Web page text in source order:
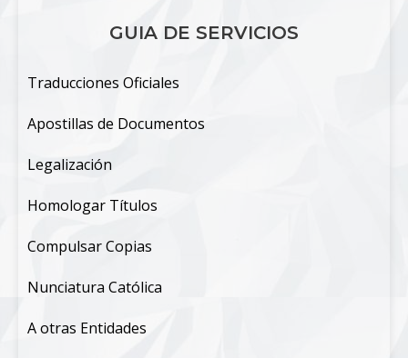
GUIA DE SERVICIOS
Traducciones Oficiales
Apostillas de Documentos
Legalización
Homologar Títulos
Compulsar Copias
Nunciatura Católica
A otras Entidades